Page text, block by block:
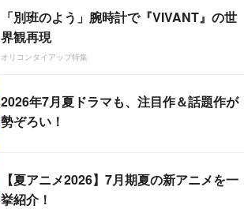
「別班のよう」腕時計で『VIVANT』の世
界観再現
オリコンタイアップ特集
2026年7月夏ドラマも、注目作＆話題作が
勢ぞろい！
【夏アニメ2026】7月期夏の新アニメを一
挙紹介！